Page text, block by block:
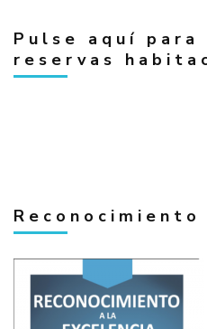
Pulse aquí para
reservas
Reconocimiento